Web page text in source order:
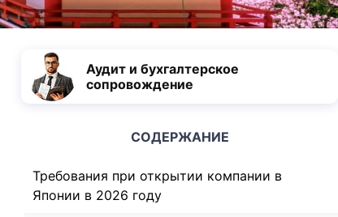
Аудит и бухгалтерское
сопровождение
СОДЕРЖАНИЕ
Требования при открытии компании в
Японии в 2026 году